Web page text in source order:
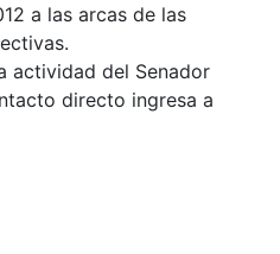
a las arcas de las
actividad del Senador
directo ingresa a